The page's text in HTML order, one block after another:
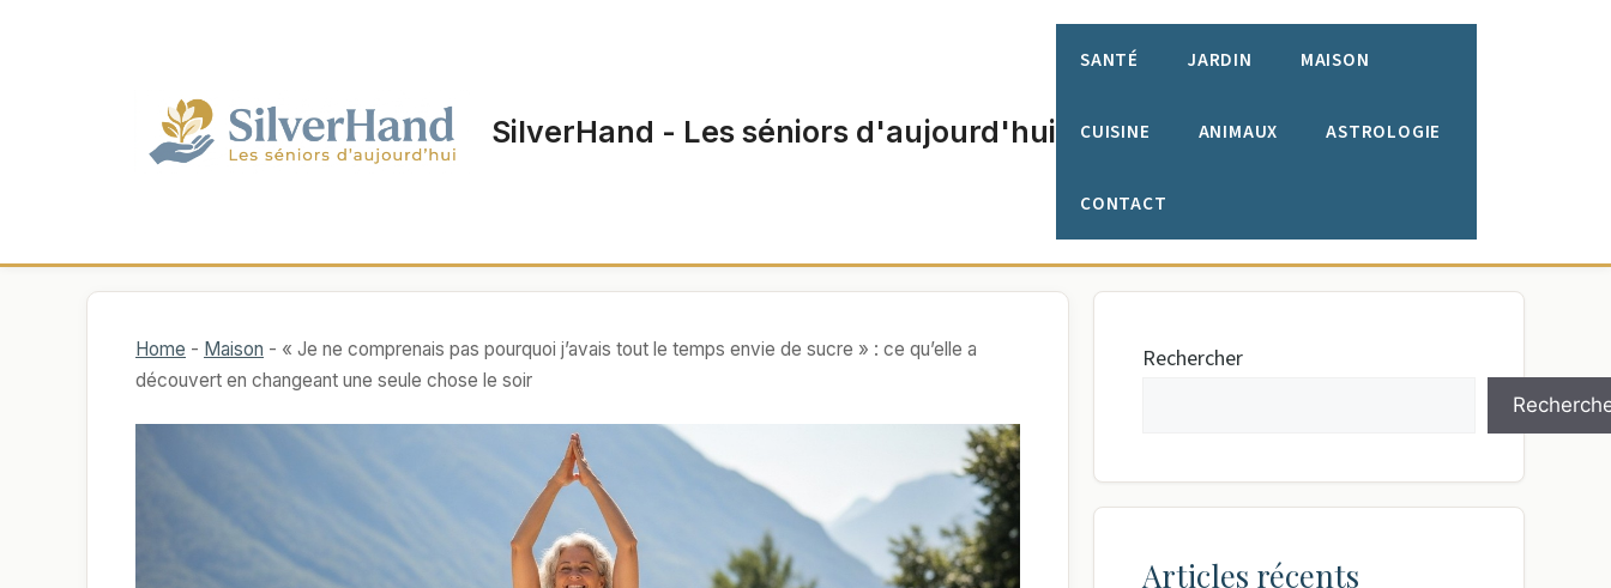
SilverHand - Les séniors d'aujourd'hui
SANTÉ JARDIN MAISON
CUISINE ANIMAUX ASTROLOGIE
CONTACT
Home - Maison - « Je ne comprenais pas pourquoi j’avais tout le temps envie de sucre » : ce qu’elle a
découvert en changeant une seule chose le soir
Rechercher
Articles récents